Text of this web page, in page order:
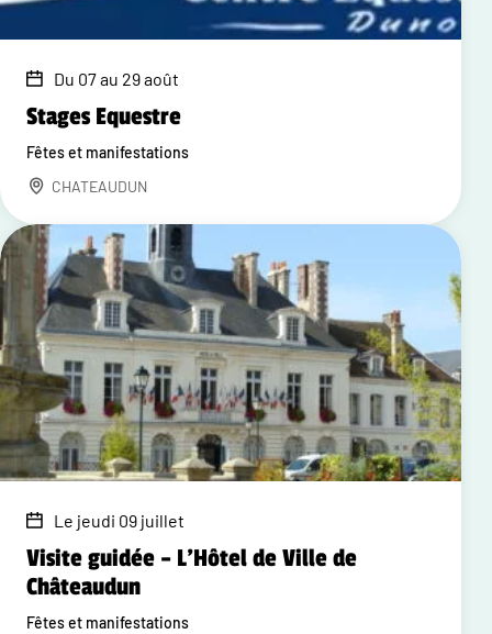
Du 07 au 29 août
Stages Equestre
Fêtes et manifestations
CHATEAUDUN
Le jeudi 09 juillet
Visite guidée – L'Hôtel de Ville de
Châteaudun
Fêtes et manifestations